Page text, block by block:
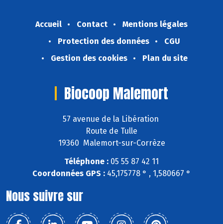
Accueil Contact
Mentions légales
Protection des données
CGU
Gestion des cookies
Plan du site
Biocoop Malemort
57 avenue de la Libération
Route de Tulle
19360 Malemort-sur-Corrèze
Téléphone : 05 55 87 42 11
Coordonnées GPS : 45,175778 ° , 1,580667 °
Nous suivre sur